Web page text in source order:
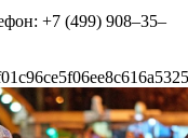
+7 (499) 908–35–